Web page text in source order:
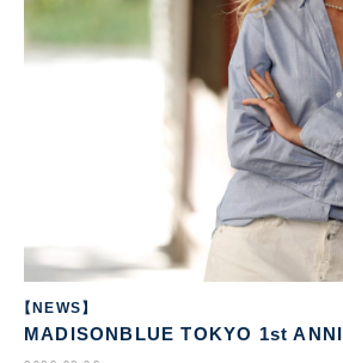
【NEWS】
MADISONBLUE TOKYO 1st